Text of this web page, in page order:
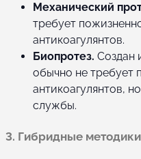
Механический
требует
антикоагулянтов.
Биопротез. Создан
обычно не требует
антикоагулянтов,
службы.
3. Гибридные методики